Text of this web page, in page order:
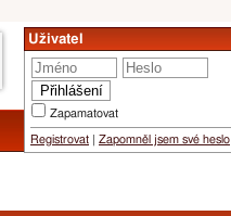
Uživatel
Zapamatovat
Registrovat Zapomněl jsem své heslo